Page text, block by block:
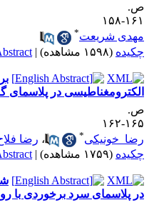
۱۵۸
شریعت *
(۱۵۹۸ مشاهده) |
Abstract |
در پلاسمای
۱۶۲
خونیکی
،رضا فلاح
(۱۷۵۹ مشاهده) |
Abstract |
پلاسمای سرد برخوردی با